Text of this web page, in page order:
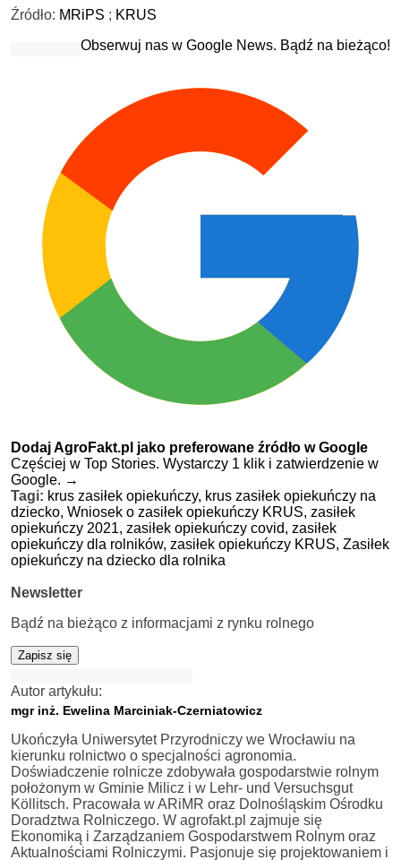
Źródło: MRiPS ; KRUS
Obserwuj nas w Google News. Bądź na bieżąco!
Dodaj AgroFakt.pl jako preferowane źródło w Google
Częściej w Top Stories. Wystarczy 1 klik i zatwierdzenie w
Google. →
Tagi: krus zasiłek opiekuńczy, krus zasiłek opiekuńczy na
dziecko, Wniosek o zasiłek opiekuńczy KRUS, zasiłek
opiekuńczy 2021, zasiłek opiekuńczy covid, zasiłek
opiekuńczy dla rolników, zasiłek opiekuńczy KRUS, Zasiłek
opiekuńczy na dziecko dla rolnika
Newsletter
Bądź na bieżąco z informacjami z rynku rolnego
Zapisz się
Autor artykułu:
mgr inż. Ewelina Marciniak-Czerniatowicz
Ukończyła Uniwersytet Przyrodniczy we Wrocławiu na
kierunku rolnictwo o specjalności agronomia.
Doświadczenie rolnicze zdobywała gospodarstwie rolnym
położonym w Gminie Milicz i w Lehr- und Versuchsgut
Köllitsch. Pracowała w ARiMR oraz Dolnośląskim Ośrodku
Doradztwa Rolniczego. W agrofakt.pl zajmuje się
Ekonomiką i Zarządzaniem Gospodarstwem Rolnym oraz
Aktualnościami Rolniczymi. Pasjonuje się projektowaniem i